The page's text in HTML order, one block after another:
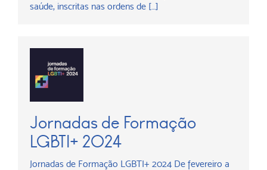
saúde, inscritas nas ordens de […]
Jornadas de Formação
LGBTI+ 2024
Jornadas de Formação LGBTI+ 2024 De fevereiro a